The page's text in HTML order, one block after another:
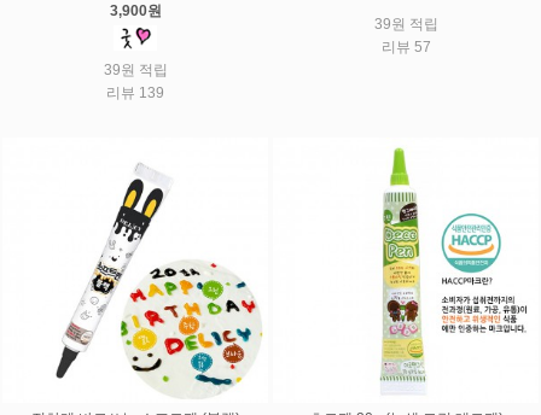
3,900원
39원 적립
리뷰 139
39원 적립
리뷰 57